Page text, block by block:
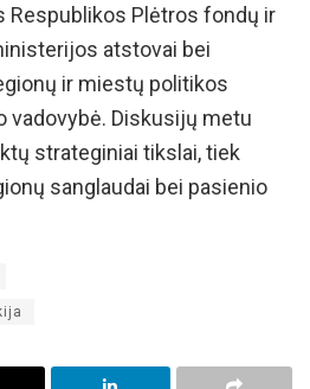
Respublikos Plėtros fondų ir
atstovai bei
ir miestų politikos
vadovybė. Diskusijų metu
strateginiai tikslai, tiek
sanglaudai bei pasienio